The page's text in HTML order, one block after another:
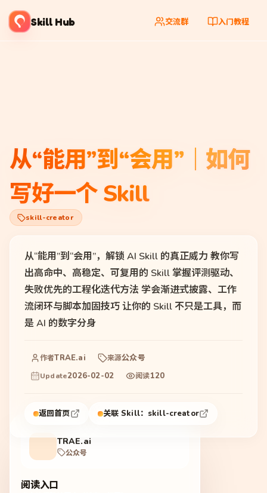
Skill Hub 交流群 入门教程
从“能用”到“会用”｜如何
写好一个 Skill
skill-creator
从“能用”到“会用”，解锁 AI Skill 的真正威力 教你写
出高命中、高稳定、可复用的 Skill 掌握评测驱动、
失败优先的工程化迭代方法 学会渐进式披露、工作
流闭环与脚本加固技巧 让你的 Skill 不只是工具，而
是 AI 的数字分身
作者TRAE.ai 来源公众号
Update2026-02-02 阅读120
返回首页 关联 Skill： skill-creator
TRAE.ai
公众号
阅读入口